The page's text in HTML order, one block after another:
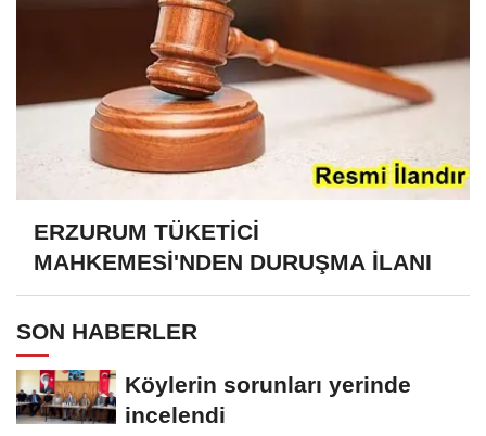
ERZURUM TÜKETİCİ
MAHKEMESİ'NDEN DURUŞMA İLANI
SON HABERLER
Köylerin sorunları yerinde
incelendi